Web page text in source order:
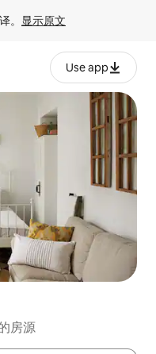
。 显示原文
Use app
房源